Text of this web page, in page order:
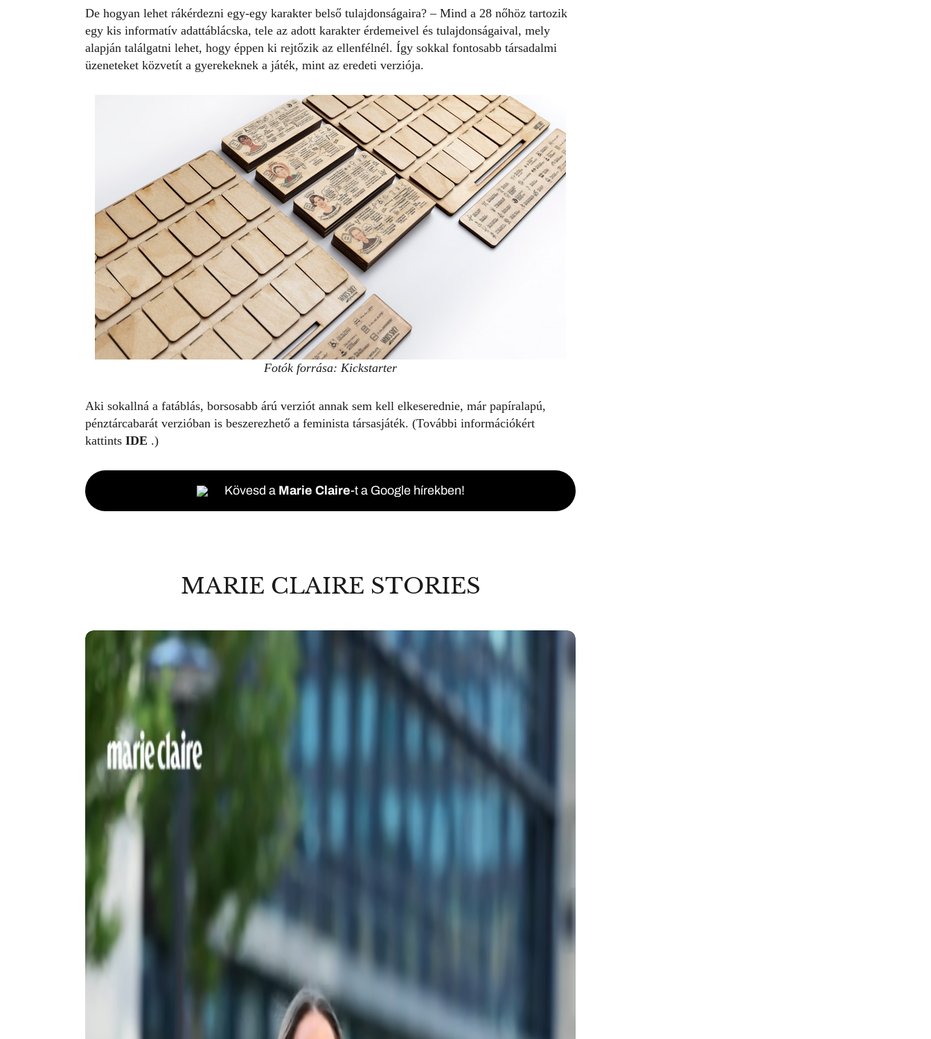
De hogyan lehet rákérdezni egy-egy karakter belső tulajdonságaira? – Mind a 28 nőhöz tartozik
egy kis informatív adattáblácska, tele az adott karakter érdemeivel és tulajdonságaival, mely
alapján találgatni lehet, hogy éppen ki rejtőzik az ellenfélnél. Így sokkal fontosabb társadalmi
üzeneteket közvetít a gyerekeknek a játék, mint az eredeti verziója.
Fotók forrása: Kickstarter
Aki sokallná a fatáblás, borsosabb árú verziót annak sem kell elkeserednie, már papíralapú,
pénztárcabarát verzióban is beszerezhető a feminista társasjáték. (További információkért
kattints IDE .)
Kövesd a Marie Claire-t a Google hírekben!
MARIE CLAIRE STORIES